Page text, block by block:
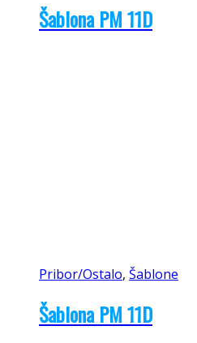
Šablona PM 11D
Pribor/Ostalo, Šablone
Šablona PM 11D